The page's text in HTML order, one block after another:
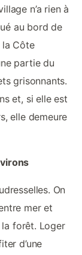
n’a rien à
au bord de
la Côte
partie du
grisonnants.
et, si elle est
elle demeure
On
mer et
forêt. Loger
d’une